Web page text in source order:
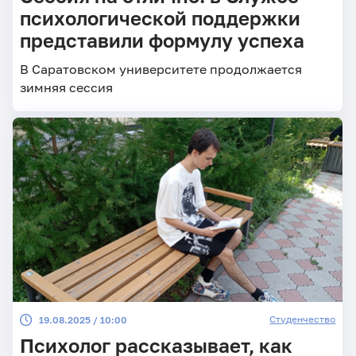
психологической поддержки
представили формулу успеха
В Саратовском университете продолжается
зимняя сессия
19.08.2025 / 10:00 Студенчество
Психолог рассказывает, как